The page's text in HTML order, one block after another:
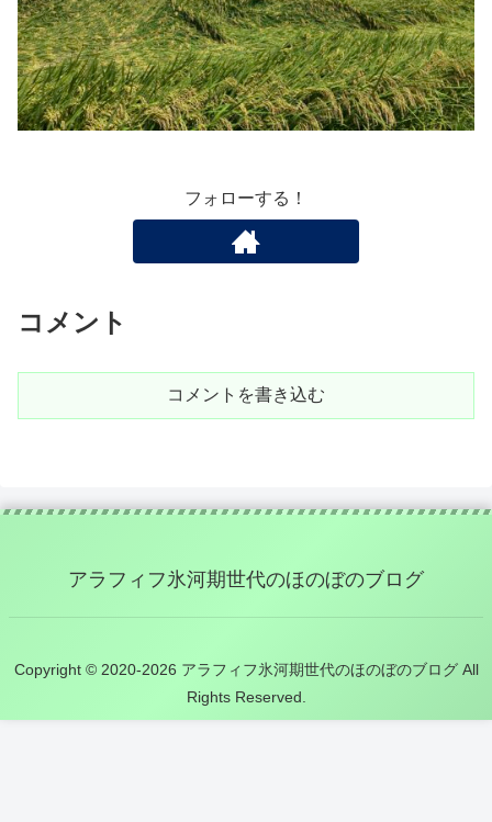
フォローする！
コメント
コメントを書き込む
アラフィフ氷河期世代のほのぼのブログ
Copyright © 2020-2026 アラフィフ氷河期世代のほのぼのブログ All
Rights Reserved.